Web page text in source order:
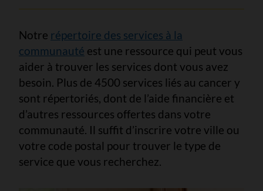
Notre répertoire des services à la
communauté est une ressource qui peut vous
aider à trouver les services dont vous avez
besoin. Plus de 4500 services liés au cancer y
sont répertoriés, dont de l’aide financière et
d’autres ressources offertes dans votre
communauté. Il suffit d’inscrire votre ville ou
votre code postal pour trouver le type de
service que vous recherchez.